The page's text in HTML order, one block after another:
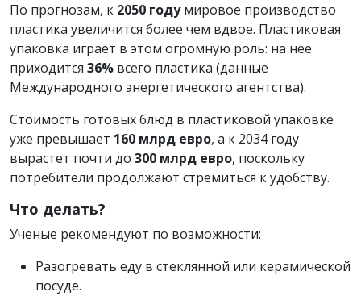
По прогнозам, к 2050 годумировое производство
пластика увеличится более чем вдвое. Пластиковая
упаковка играет в этом огромную роль: на нее
приходится 36% всего пластика (данные
Международного энергетического агентства).
Стоимость готовых блюд в пластиковой упаковке
уже превышает 160 млрд евро, а к 2034 году
вырастет почти до 300 млрд евро, поскольку
потребители продолжают стремиться к удобству.
Что делать?
Ученые рекомендуют по возможности:
Разогревать еду в стеклянной или керамической
посуде.